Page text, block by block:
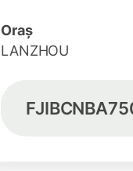
Oraș
LANZHOU